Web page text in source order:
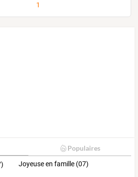
1
Populaires
Joyeuse en famille (07)